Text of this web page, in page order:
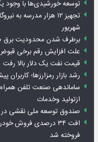
توسعه خورشیدی‌ها با وجود
شهریور
برطرف شدن محدودیت‌ برق
علت افزایش رقم برخی
قیمت نفت یک دلار بالا رفت
رشد بازار رمزارزها؛ کاربران
ساماندهی صنعت تلفن
ازتولید وخدمات
صندوق توسعه ملی نقشی در
فروخته شد